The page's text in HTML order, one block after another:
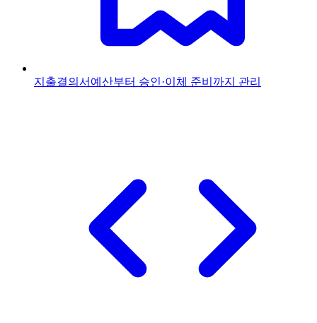
지출결의서 예산부터 승인·이체 준비까지 관리